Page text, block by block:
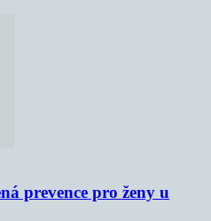
prevence pro ženy u